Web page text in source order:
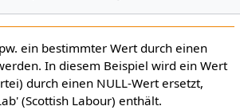
ein bestimmter Wert durch einen
In diesem Beispiel wird ein Wert
durch einen NULL-Wert ersetzt,
(Scottish Labour) enthält.